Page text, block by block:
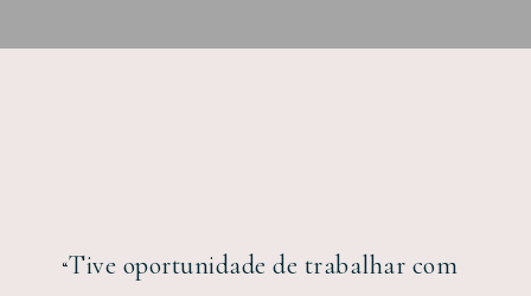
“Tive oportunidade de trabalhar com